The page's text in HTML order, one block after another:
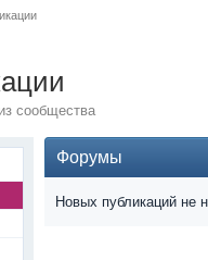
сообщества
Форумы
Новых публикаций не